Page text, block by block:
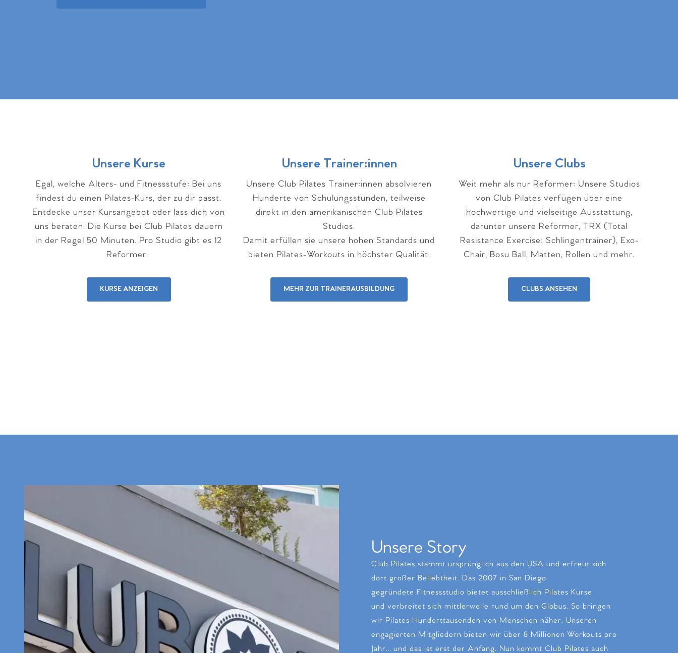
Unsere Kurse
Egal, welche Alters- und Fitnessstufe: Bei uns
findest du einen Pilates-Kurs, der zu dir passt.
Entdecke unser Kursangebot oder lass dich von
uns beraten. Die Kurse bei Club Pilates dauern
in der Regel 50 Minuten. Pro Studio gibt es 12
Reformer.
KURSE ANZEIGEN
Unsere Trainer:innen
Unsere Club Pilates Trainer:innen absolvieren
Hunderte von Schulungsstunden, teilweise
direkt in den amerikanischen Club Pilates
Studios.
Damit erfüllen sie unsere hohen Standards und
bieten Pilates-Workouts in höchster Qualität.
MEHR ZUR TRAINERAUSBILDUNG
Unsere Clubs
Weit mehr als nur Reformer: Unsere Studios
von Club Pilates verfügen über eine
hochwertige und vielseitige Ausstattung,
darunter unsere Reformer, TRX (Total
Resistance Exercise: Schlingentrainer), Exo-
Chair, Bosu Ball, Matten, Rollen und mehr.
CLUBS ANSEHEN
Unsere Story
Club Pilates stammt ursprünglich aus den USA und erfreut sich
dort großer Beliebtheit. Das 2007 in San Diego
gegründete Fitnessstudio bietet ausschließlich Pilates Kurse
und verbreitet sich mittlerweile rund um den Globus. So bringen
wir Pilates Hunderttausenden von Menschen näher. Unseren
engagierten Mitgliedern bieten wir über 8 Millionen Workouts pro
Jahr… und das ist erst der Anfang. Nun kommt Club Pilates auch